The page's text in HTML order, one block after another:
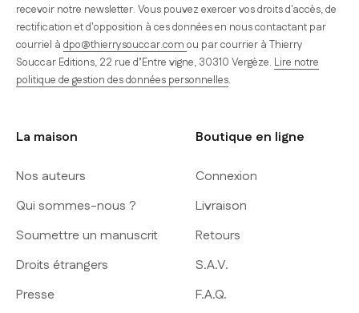
recevoir notre newsletter. Vous pouvez exercer vos droits d'accès, de
rectification et d'opposition à ces données en nous contactant par
courriel à dpo@thierrysouccar.com ou par courrier à Thierry
Souccar Editions, 22 rue d’Entre vigne, 30310 Vergèze. Lire notre
politique de gestion des données personnelles.
La maison
Nos auteurs
Qui sommes-nous ?
Soumettre un manuscrit
Droits étrangers
Presse
Boutique en ligne
Connexion
Livraison
Retours
S.A.V.
F.A.Q.